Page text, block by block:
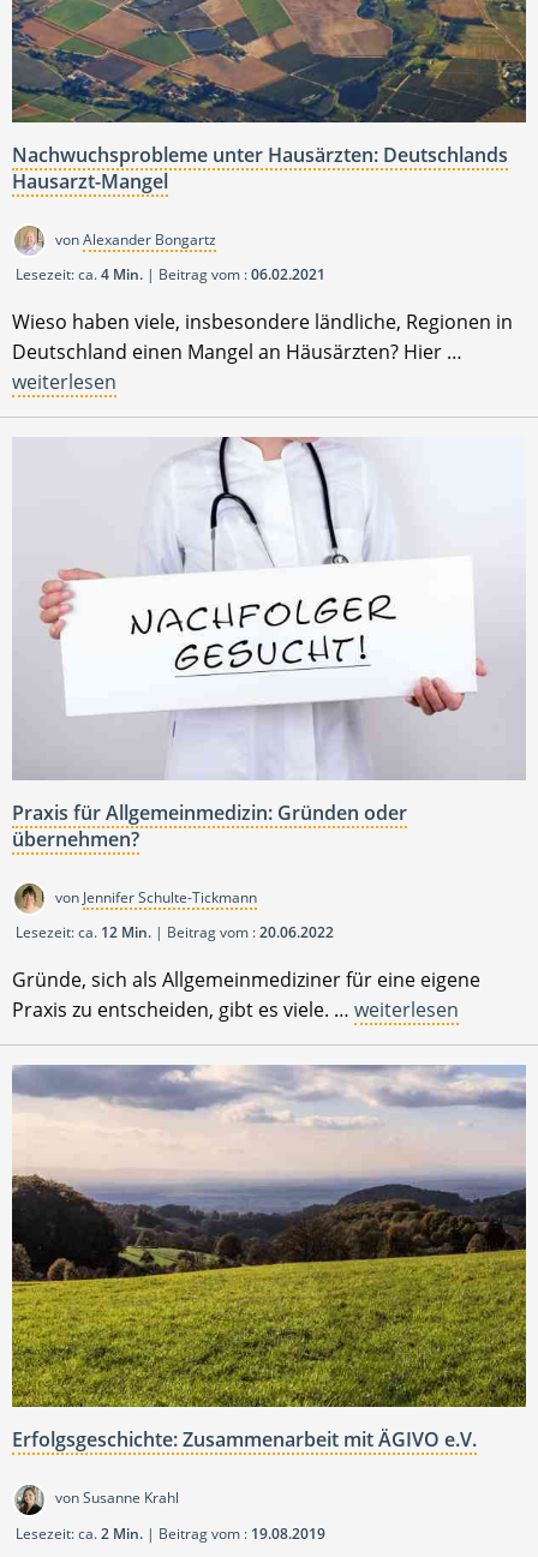
Nachwuchsprobleme unter Hausärzten: Deutschlands
Hausarzt-Mangel
vonAlexander Bongartz
Lesezeit: ca.4 Min. | Beitrag vom :06.02.2021
Wieso haben viele, insbesondere ländliche, Regionen in
Deutschland einen Mangel an Häusärzten? Hier …
weiterlesen
Praxis für Allgemeinmedizin: Gründen oder
übernehmen?
von Jennifer Schulte-Tickmann
Lesezeit: ca. 12 Min. | Beitrag vom :20.06.2022
Gründe, sich als Allgemeinmediziner für eine eigene
Praxis zu entscheiden, gibt es viele. … weiterlesen
Erfolgsgeschichte: Zusammenarbeit mit ÄGIVO e.V.
von Susanne Krahl
Lesezeit: ca.2 Min. | Beitrag vom : 19.08.2019